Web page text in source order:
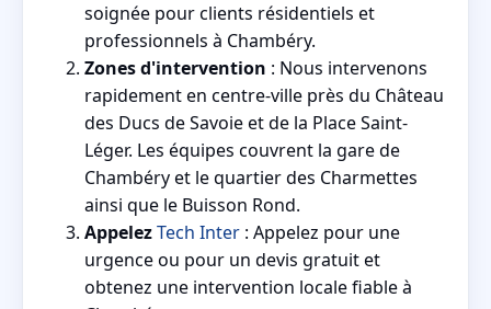
soignée pour clients résidentiels et
professionnels à Chambéry.
Zones d'intervention : Nous intervenons
rapidement en centre-ville près du Château
des Ducs de Savoie et de la Place Saint-
Léger. Les équipes couvrent la gare de
Chambéry et le quartier des Charmettes
ainsi que le Buisson Rond.
AppelezTech Inter : Appelez pour une
urgence ou pour un devis gratuit et
obtenez une intervention locale fiable à